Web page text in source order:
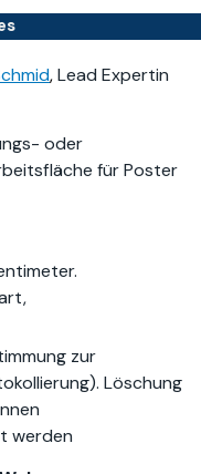
,Lead Expertin
oder
für Poster
zur
Löschung
werden